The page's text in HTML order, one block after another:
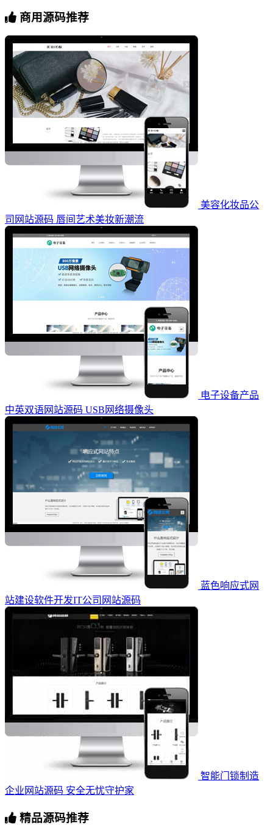
商用源码推荐
美容化妆品公
司网站源码 唇间艺术美妆新潮流
电子设备产品
中英双语网站源码 USB网络摄像头
蓝色响应式网
站建设软件开发IT公司网站源码
智能门锁制造
企业网站源码 安全无忧守护家
精品源码推荐